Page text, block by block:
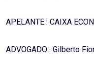
APELANTE : CAIXA
ADVOGADO : Gilberto